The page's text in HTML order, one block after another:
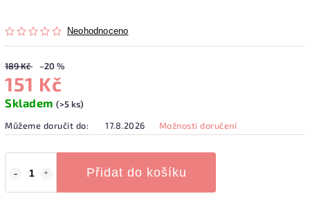
Neohodnoceno
189 Kč –20 %
151 Kč
Skladem (>5 ks)
Můžeme doručit do:
17.8.2026 Možnosti doručení
Přidat do košíku